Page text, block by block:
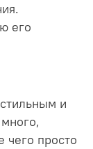
его
и
чего просто